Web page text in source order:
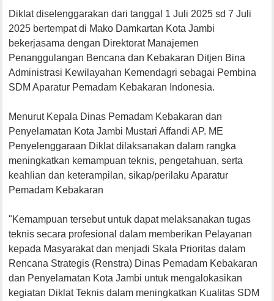
Diklat diselenggarakan dari tanggal 1 Juli 2025 sd 7 Juli
2025 bertempat di Mako Damkartan Kota Jambi
bekerjasama dengan Direktorat Manajemen
Penanggulangan Bencana dan Kebakaran Ditjen Bina
Administrasi Kewilayahan Kemendagri sebagai Pembina
SDM Aparatur Pemadam Kebakaran Indonesia.
Menurut Kepala Dinas Pemadam Kebakaran dan
Penyelamatan Kota Jambi Mustari Affandi AP. ME
Penyelenggaraan Diklat dilaksanakan dalam rangka
meningkatkan kemampuan teknis, pengetahuan, serta
keahlian dan keterampilan, sikap/perilaku Aparatur
Pemadam Kebakaran
"Kemampuan tersebut untuk dapat melaksanakan tugas
teknis secara profesional dalam memberikan Pelayanan
kepada Masyarakat dan menjadi Skala Prioritas dalam
Rencana Strategis (Renstra) Dinas Pemadam Kebakaran
dan Penyelamatan Kota Jambi untuk mengalokasikan
kegiatan Diklat Teknis dalam meningkatkan Kualitas SDM